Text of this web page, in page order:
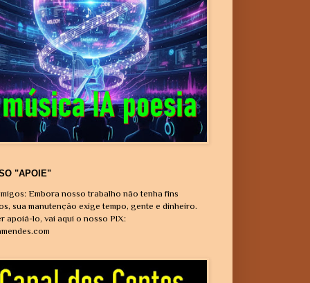
"APOIE"
Embora nosso trabalho não tenha fins
sua manutenção exige tempo, gente e dinheiro.
apoiá-lo, vai aqui o nosso PIX: